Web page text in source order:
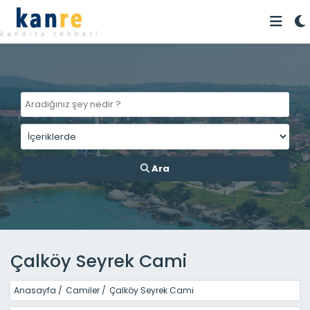
Ara
Çalköy Seyrek Cami
Anasayfa / Camiler / Çalköy Seyrek Cami